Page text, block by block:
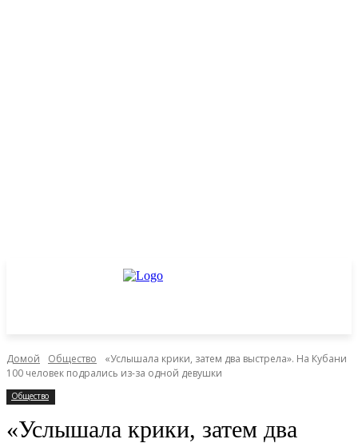
Домой Общество
«Услышала крики, затем два выстрела». На Кубани
100 человек подрались из-за одной девушки
Общество
«Услышала крики, затем два